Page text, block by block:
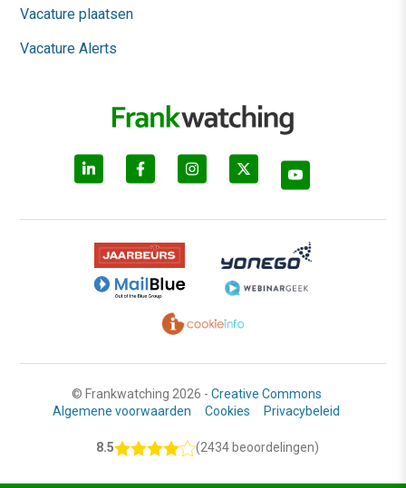
Vacature plaatsen
Vacature Alerts
© Frankwatching 2026 - Creative Commons
Algemene voorwaarden
Cookies Privacybeleid
8.5 (2434 beoordelingen)